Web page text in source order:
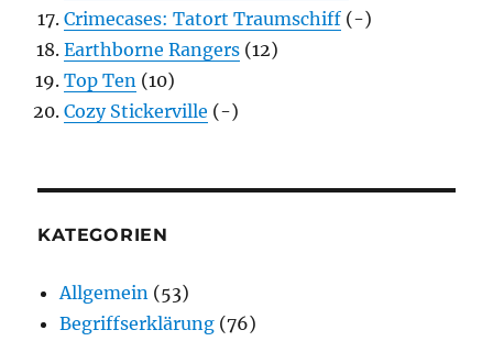
Crimecases: Tatort Traumschiff (-)
Earthborne Rangers (12)
Top Ten (10)
Cozy Stickerville (-)
KATEGORIEN
Allgemein (53)
Begriffserklärung (76)